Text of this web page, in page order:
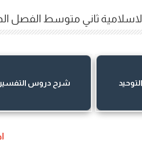
ثاني متوسط الفصل
شرح دروس التفسير